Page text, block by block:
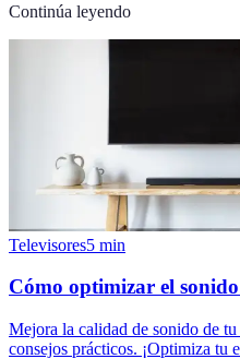
Continúa leyendo
Televisores5 min
Cómo optimizar el
Mejora la calidad de sonido de
consejos prácticos. ¡Optimiza tu